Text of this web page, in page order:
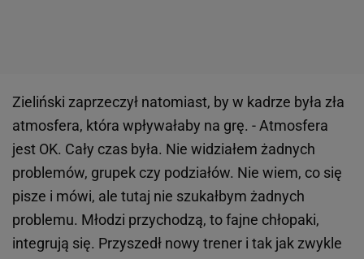
Zieliński zaprzeczył natomiast, by w kadrze była zła
atmosfera, która wpływałaby na grę. - Atmosfera
jest OK. Cały czas była. Nie widziałem żadnych
problemów, grupek czy podziałów. Nie wiem, co się
pisze i mówi, ale tutaj nie szukałbym żadnych
problemu. Młodzi przychodzą, to fajne chłopaki,
integrują się. Przyszedł nowy trener i tak jak zwykle